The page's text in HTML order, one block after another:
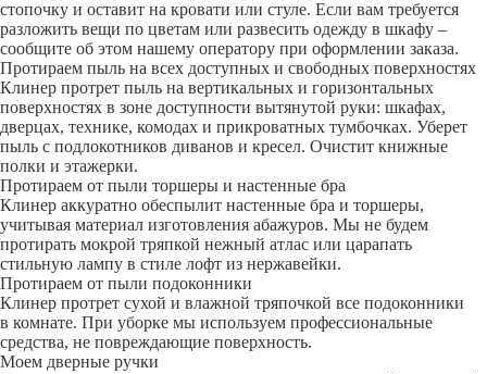
стопочку и оставит на кровати или стуле. Если вам требуется
разложить вещи по цветам или развесить одежду в шкафу –
сообщите об этом нашему оператору при оформлении заказа.
Протираем пыль на всех доступных и свободных поверхностях
Клинер протрет пыль на вертикальных и горизонтальных
поверхностях в зоне доступности вытянутой руки: шкафах,
дверцах, технике, комодах и прикроватных тумбочках. Уберет
пыль с подлокотников диванов и кресел. Очистит книжные
полки и этажерки.
Протираем от пыли торшеры и настенные бра
Клинер аккуратно обеспылит настенные бра и торшеры,
учитывая материал изготовления абажуров. Мы не будем
протирать мокрой тряпкой нежный атлас или царапать
стильную лампу в стиле лофт из нержавейки.
Протираем от пыли подоконники
Клинер протрет сухой и влажной тряпочкой все подоконники
в комнате. При уборке мы используем профессиональные
средства, не повреждающие поверхность.
Моем дверные ручки